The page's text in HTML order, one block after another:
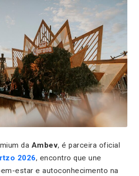
da Ambev, é parceira oficial
2026, encontro que une
estar e autoconhecimento na